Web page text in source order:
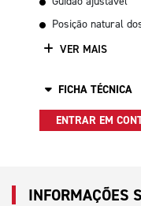
Posição natural
VER MAIS
FICHA TÉCNICA
ENTRAR EM
INFORMAÇÕES